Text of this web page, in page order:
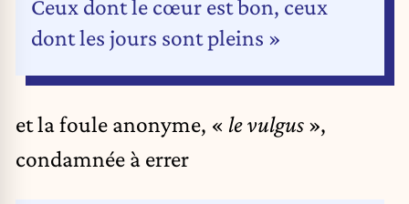
Ceux dont le cœur est bon, ceux
dont les jours sont pleins »
et la foule anonyme, « le vulgus »,
condamnée à errer